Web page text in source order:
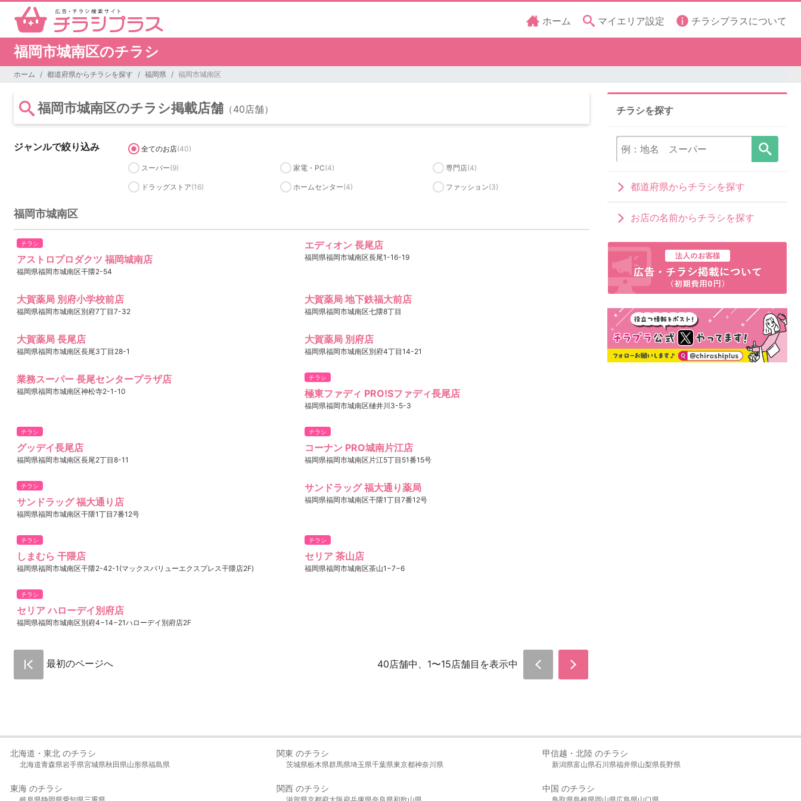
ホーム マイエリア設定 チラシプラスについて
福岡市城南区のチラシ
ホーム 都道府県からチラシを探す 福岡県 福岡市城南区
福岡市城南区のチラシ掲載店舗 （40店舗）
ジャンルで絞り込み 全てのお店(40)
スーパー(9) 家電・PC(4) 専門店(4)
ドラッグストア(16) ホームセンター(4) ファッション(3)
福岡市城南区
チラシ
アストロプロダクツ 福岡城南店
福岡県福岡市城南区干隈2-54
エディオン 長尾店
福岡県福岡市城南区長尾1-16-19
大賀薬局 別府小学校前店
福岡県福岡市城南区別府7丁目7-32
大賀薬局 地下鉄福大前店
福岡県福岡市城南区七隈8丁目
大賀薬局 長尾店
福岡県福岡市城南区長尾3丁目28-1
大賀薬局 別府店
福岡県福岡市城南区別府4丁目14-21
業務スーパー 長尾センタープラザ店
福岡県福岡市城南区神松寺2-1-10
チラシ
極東ファディ PRO!Sファディ長尾店
福岡県福岡市城南区樋井川3-5-3
チラシ
グッデイ長尾店
福岡県福岡市城南区長尾2丁目8-11
チラシ
コーナン PRO城南片江店
福岡県福岡市城南区片江5丁目51番15号
チラシ
サンドラッグ 福大通り店
福岡県福岡市城南区干隈1丁目7番12号
サンドラッグ 福大通り薬局
福岡県福岡市城南区干隈1丁目7番12号
チラシ
しまむら 干隈店
福岡県福岡市城南区干隈2-42-1(マックスバリューエクスプレス干隈店2F)
チラシ
セリア 茶山店
福岡県福岡市城南区茶山1−7−6
チラシ
セリア ハローデイ別府店
福岡県福岡市城南区別府4−14−21ハローデイ別府店2F
最初のページへ 40店舗中、1〜15店舗目を表示中
チラシを探す
都道府県からチラシを探す
お店の名前からチラシを探す
北海道・東北 のチラシ
北海道青森県岩手県宮城県秋田県山形県福島県
関東 のチラシ
茨城県栃木県群馬県埼玉県千葉県東京都神奈川県
甲信越・北陸 のチラシ
新潟県富山県石川県福井県山梨県長野県
東海 のチラシ 関西 のチラシ 中国 のチラシ